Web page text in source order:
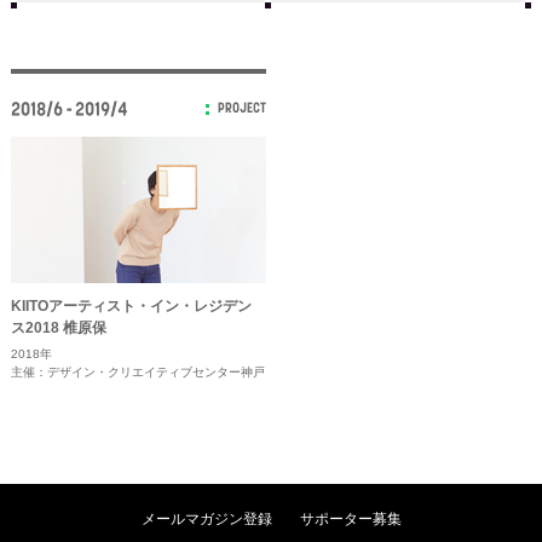
2018/6 - 2019/4 PROJECT
KIITOアーティスト・イン・レジデン
ス2018 椎原保
2018年
主催：デザイン・クリエイティブセンター神戸
メールマガジン登録 サポーター募集